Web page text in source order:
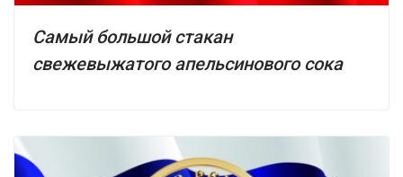
Самый большой стакан
свежевыжатого апельсинового сока